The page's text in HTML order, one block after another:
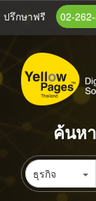
ข้าม
เนื้อหา
หลัก
ปรึกษาฟรี 02-
ค้นห
ธุรกิจ